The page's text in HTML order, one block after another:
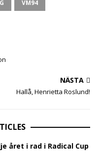
VM94
NÄSTA
Hallå, Henrietta Roslund!
året i rad i Radical Cup